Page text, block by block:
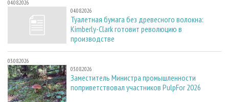
04.08.2026
04.08.2026
Туалетная бумага без древесного волокна:
Kimberly-Clark готовит революцию в
производстве
03.08.2026
03.08.2026
Заместитель Министра промышленности
поприветствовал участников PulpFor 2026